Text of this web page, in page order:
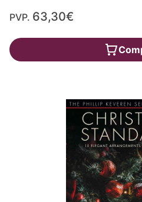
PVP. 63,30€